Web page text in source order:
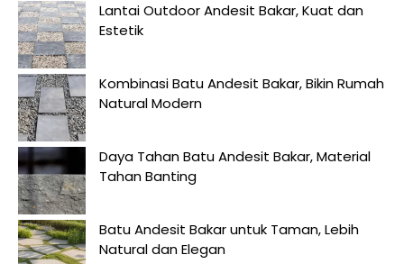
Lantai Outdoor Andesit Bakar, Kuat dan
Estetik
Kombinasi Batu Andesit Bakar, Bikin Rumah
Natural Modern
Daya Tahan Batu Andesit Bakar, Material
Tahan Banting
Batu Andesit Bakar untuk Taman, Lebih
Natural dan Elegan